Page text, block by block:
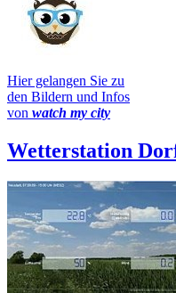
Hier gelangen Sie zu
den Bildern und Infos
von watch my city
Wetterstation